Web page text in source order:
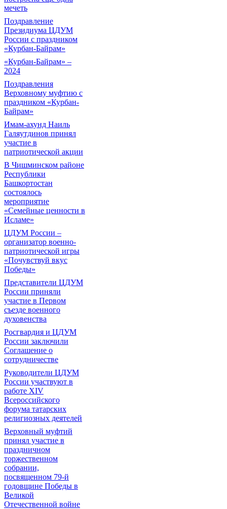
мечеть
Поздравление
Президиума ЦДУМ
России с праздником
«Курбан-Байрам»
«Курбан-Байрам» –
2024
Поздравления
Верховному муфтию с
праздником «Курбан-
Байрам»
Имам-ахунд Наиль
Галяутдинов принял
участие в
патриотической акции
В Чишминском районе
Республики
Башкортостан
состоялось
мероприятие
«Семейные ценности в
Исламе»
ЦДУМ России –
организатор военно-
патриотической игры
«Почувствуй вкус
Победы»
Представители ЦДУМ
России приняли
участие в Первом
съезде военного
духовенства
Росгвардия и ЦДУМ
России заключили
Соглашение о
сотрудничестве
Руководители ЦДУМ
России участвуют в
работе XIV
Всероссийского
форума татарских
религиозных деятелей
Верховный муфтий
принял участие в
праздничном
торжественном
собрании,
посвященном 79-й
годовщине Победы в
Великой
Отечественной войне